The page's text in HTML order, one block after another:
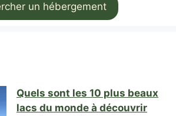
un hébergement
Quels sont les 10 plus beaux
lacs du monde à découvrir